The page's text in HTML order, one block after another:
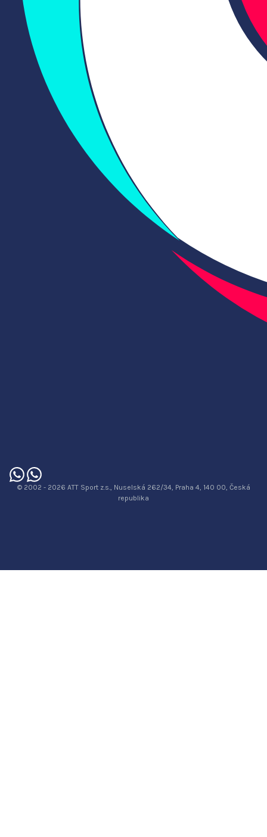
© 2002 - 2026 ATT Sport z.s., Nuselská 262/34, Praha 4, 140 00, Česká
republika